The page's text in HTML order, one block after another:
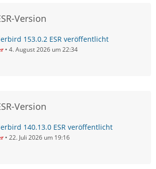
Version
153.0.2 ESR veröffentlicht
4. August 2026 um 22:34
Version
140.13.0 ESR veröffentlicht
22. Juli 2026 um 19:16